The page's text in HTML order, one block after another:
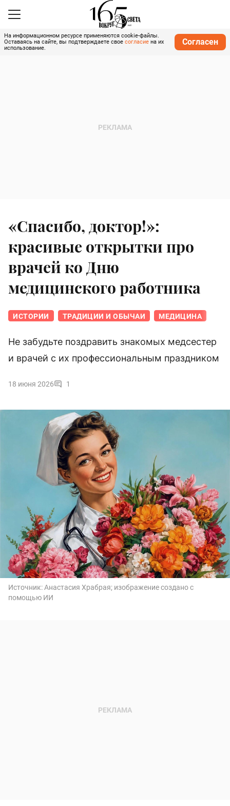
На информационном ресурсе применяются cookie-файлы.
Оставаясь на сайте, вы подтверждаете свое согласие на их
использование.
Согласен
«Спасибо, доктор!»:
красивые открытки про
врачей ко Дню
медицинского работника
ИСТОРИИ ТРАДИЦИИ И ОБЫЧАИ МЕДИЦИНА
Не забудьте поздравить знакомых медсестер
и врачей с их профессиональным праздником
18 июня 2026 1
Источник:Анастасия Храбрая; изображение создано с
помощью ИИ